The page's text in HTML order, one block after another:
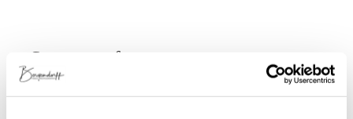
Smagen af sommer